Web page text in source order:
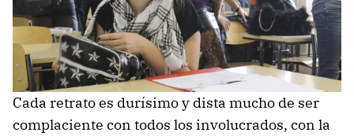
Cada retrato es durísimo y dista mucho de ser
complaciente con todos los involucrados, con la